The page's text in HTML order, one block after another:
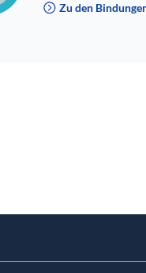
Zu den